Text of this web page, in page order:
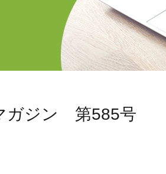
ガジン 第585号